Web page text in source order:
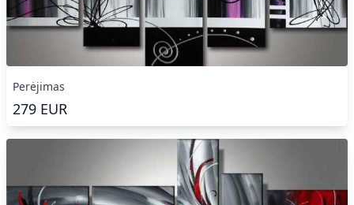
Perėjimas
279 EUR